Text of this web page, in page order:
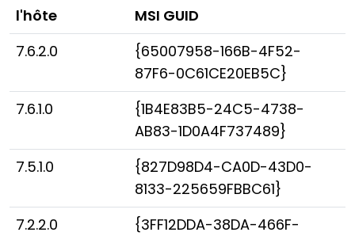
l'hôte
MSI GUID
7.6.2.0
{65007958-166B-4F52-
87F6-0C61CE20EB5C}
7.6.1.0
{1B4E83B5-24C5-4738-
AB83-1D0A4F737489}
7.5.1.0
{827D98D4-CA0D-43D0-
8133-225659FBBC61}
7.2.2.0
{3FF12DDA-38DA-466F-
Cloud et sur site